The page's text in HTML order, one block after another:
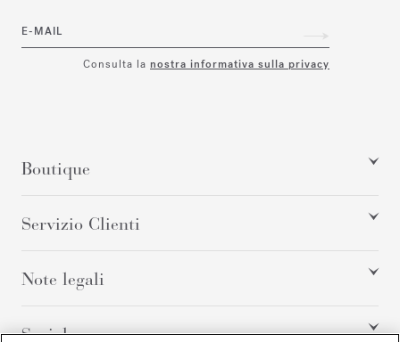
E-MAIL
Consulta la nostra informativa sulla privacy
Boutique
Servizio Clienti
Note legali
Social